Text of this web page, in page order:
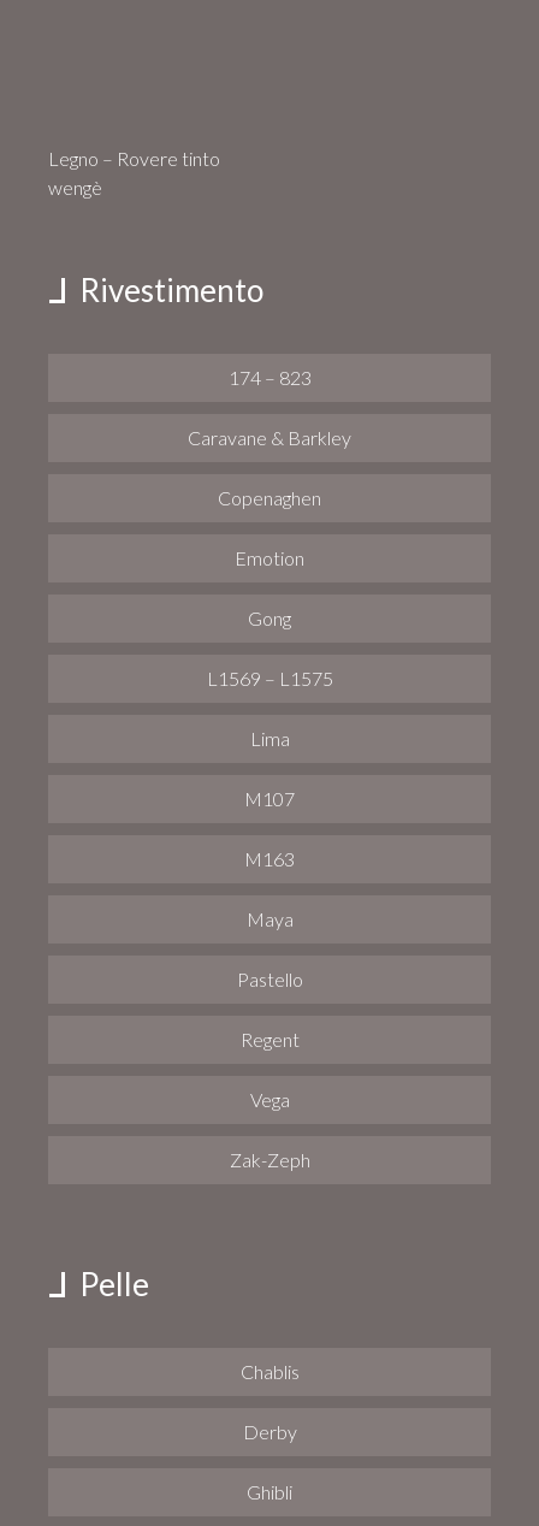
Legno – Rovere tinto
wengè
Rivestimento
174 – 823
Caravane & Barkley
Copenaghen
Emotion
Gong
L1569 – L1575
Lima
M107
M163
Maya
Pastello
Regent
Vega
Zak-Zeph
Pelle
Chablis
Derby
Ghibli